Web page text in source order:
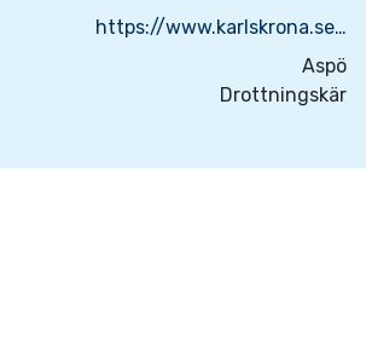
https://www.karlskrona.se/kultur-fritid-och-turism/natur-och-friluftsliv/badplatser/
Aspö
Drottningskär